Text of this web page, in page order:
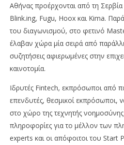
Αθήνας προέρχονται από τη Σερβία
Blink.ing, Fugu, Hoox και Kima.
του διαγωνισμού, στο φετινό
έλαβαν χώρα μία σειρά από
συζητήσεις αφιερωμένες στην
καινοτομία.
Ιδρυτές Fintech, εκπρόσωποι από
επενδυτές, θεσμικοί εκπρόσωποι,
στο χώρο της τεχνητής
πληροφορίες για το μέλλον των
experts και οι απόφοιτοι του Start